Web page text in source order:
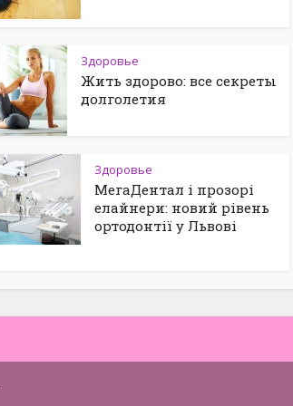
Здоровье
Жить здорово: все секреты
долголетия
Здоровье
МегаДентал і прозорі
елайнери: новий рівень
ортодонтії у Львові